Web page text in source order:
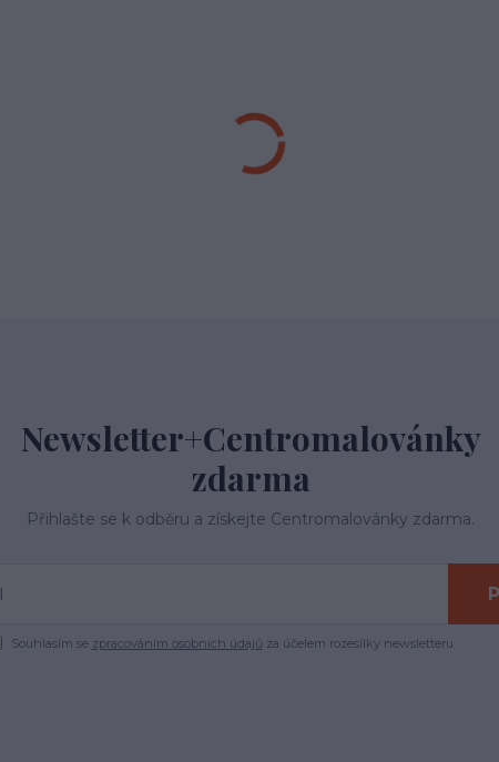
Newsletter+Centromalovánky
zdarma
Přihlašte se k odběru a získejte Centromalovánky zdarma.
Souhlasím se zpracováním osobních údajů za účelem rozesílky newsletteru.